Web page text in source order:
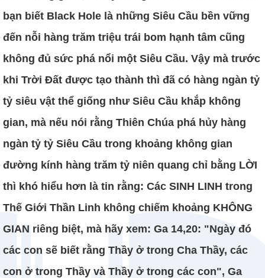
bạn biết Black Hole là những Siêu Cầu bền vững
đến nỗi hàng trăm triệu trái bom hạnh tâm cũng
không đủ sức phá nổi một Siêu Cầu. Vậy mà trước
khi Trời Đất được tạo thành thì đã có hàng ngàn tỷ
tỷ siêu vật thể giống như Siêu Cầu khắp không
gian, mà nếu nói rằng Thiên Chúa phá hủy hàng
ngàn tỷ tỷ Siêu Cầu trong khoảng không gian
đường kính hàng trăm tỷ niên quang chỉ bằng LỜI
thì khó hiểu hơn là tin rằng: Các SINH LINH trong
Thế Giới Thần Linh không chiếm khoảng KHÔNG
GIAN riêng biệt, mà hãy xem: Ga 14,20: "Ngày đó
các con sẽ biết rằng Thầy ở trong Cha Thầy, các
con ở trong Thầy và Thầy ở trong các con", Ga